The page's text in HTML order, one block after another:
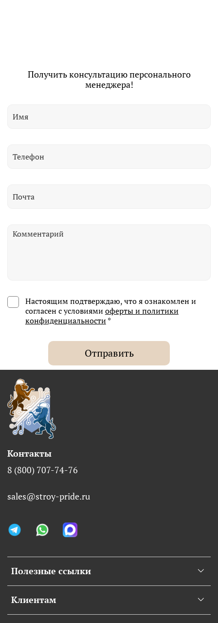
Получить консультацию персонального
менеджера!
Настоящим подтверждаю, что я ознакомлен и
согласен с условиями оферты и политики
конфиденциальности *
Отправить
Полезные ссылки
Клиентам
Контакты
8 (800) 707-74-76
sales@stroy-pride.ru